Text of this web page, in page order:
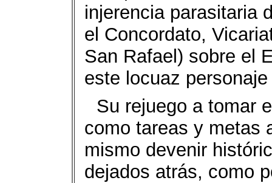
injerencia parasitaria
el Concordato,
San Rafael) sobre el
este locuaz
Su rejuego a tomar
como tareas y metas
mismo devenir
dejados atrás, como